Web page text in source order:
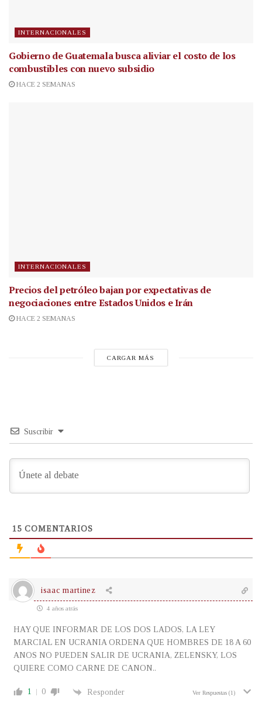
INTERNACIONALES
Gobierno de Guatemala busca aliviar el costo de los
combustibles con nuevo subsidio
HACE 2 SEMANAS
INTERNACIONALES
Precios del petróleo bajan por expectativas de
negociaciones entre Estados Unidos e Irán
HACE 2 SEMANAS
CARGAR MÁS
Suscribir
15 COMENTARIOS
isaac martinez
4 años atrás
HAY QUE INFORMAR DE LOS DOS LADOS, LA LEY
MARCIAL EN UCRANIA ORDENA QUE HOMBRES DE 18 A 60
ANOS NO PUEDEN SALIR DE UCRANIA, ZELENSKY, LOS
QUIERE COMO CARNE DE CANON..
1 0 Responder Ver Respuestas (1)